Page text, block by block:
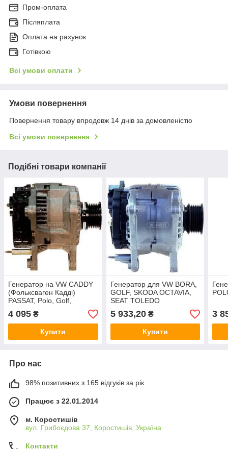
Пром-оплата
Післяплата
Оплата на рахунок
Готівкою
Всі умови оплати
Умови повернення
Повернення товару впродовж 14 днів за домовленістю
Всі умови повернення
Подібні товари компанії
Генератор на VW CADDY
(Фольксваген Кадді)
PASSAT, Polo, Golf,
SHARAN, TRANSPORTER,
SKODA FELICIA, Octavia
4 095 ₴
Купити
Генератор для VW BORA,
GOLF, SKODA OCTAVIA,
SEAT TOLEDO
5 933,20₴
Купити
3
Про нас
98% позитивних з 165 відгуків за рік
Працює з 22.01.2014
м. Коростишів
вул. Грибоєдова 37, Коростишів, Україна
Контакти